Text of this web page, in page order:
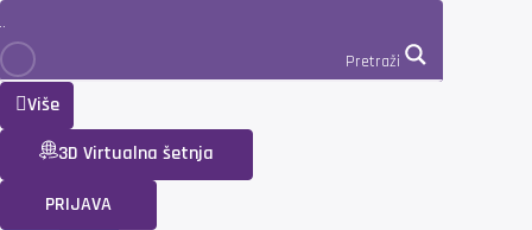
Pretraži
Više
3D Virtualna šetnja
PRIJAVA